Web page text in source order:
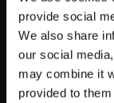
provide social
We also share
our social
may combine it
provided to